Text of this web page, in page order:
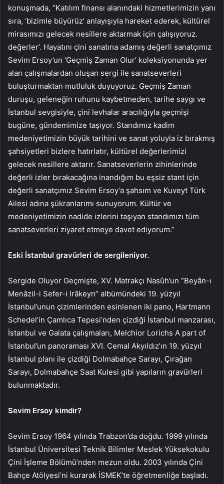
konuşmada, “Katılım finansı alanındaki hizmetlerimizin yanı
sıra, ‘bizimle büyürüz’ anlayışıyla hareket ederek, kültürel
mirasımızı gelecek nesillere aktarmak için çalışıyoruz.
değerler’. Hayatını çini sanatına adamış değerli sanatçımız
Sevim Ersoy’un ‘Geçmiş Zaman Olur’ koleksiyonunda yer
alan çalışmalardan oluşan sergi ile sanatseverleri
buluşturmaktan mutluluk duyuyoruz. Geçmiş Zaman
duruşu, geleneğin ruhunu kaybetmeden, tarihe saygı ve
İstanbul sevgisiyle, çini levhalar aracılığıyla geçmişi
bugüne, gündemimize taşıyor. Standımız kadim
medeniyetimizin büyük tarihini ve sanat yoluyla iz bırakmış
şahsiyetleri bizlere hatırlatır, kültürel değerlerimizi
gelecek nesillere aktarır. Sanatseverlerin zihinlerinde
değerli izler bırakacağına inandığım bu eşsiz stant için
değerli sanatçımız Sevim Ersoy’a şahsım ve Kuveyt Türk
Ailesi adına şükranlarımı sunuyorum. Kültür ve
medeniyetimizin nadide izlerini taşıyan standımızı tüm
sanatseverleri ziyaret etmeye davet ediyorum.”
Eski İstanbul gravürleri de sergileniyor.
Sergide Oluyor Geçmişte, XV. Matrakçı Nasûh’un “Beyân-ı
Menâzil-i Sefer-i Irâkeyn” albümündeki 19. yüzyıl
İstanbul’unun çizimlerinden esinlenen iki pano, Hartmann
Schedel’in Çamlıca Tepesi’nden çizdiği İstanbul manzarası,
İstanbul ve Galata çalışmaları, Melchior Lorichs A part of
İstanbul’un panoraması XVI. Cemal Akyıldız’ın 19. yüzyıl
İstanbul planı ile çizdiği Dolmabahçe Sarayı, Çırağan
Sarayı, Dolmabahçe Saat Kulesi gibi yapıların gravürleri
bulunmaktadır.
Sevim Ersoy kimdir?
Sevim Ersoy 1964 yılında Trabzon’da doğdu. 1999 yılında
İstanbul Üniversitesi Teknik Bilimler Meslek Yüksekokulu
Çini İşleme Bölümü’nden mezun oldu. 2003 yılında Çini
Bahçe Atölyesi’ni kurarak İSMEK’te öğretmenliğe başladı.